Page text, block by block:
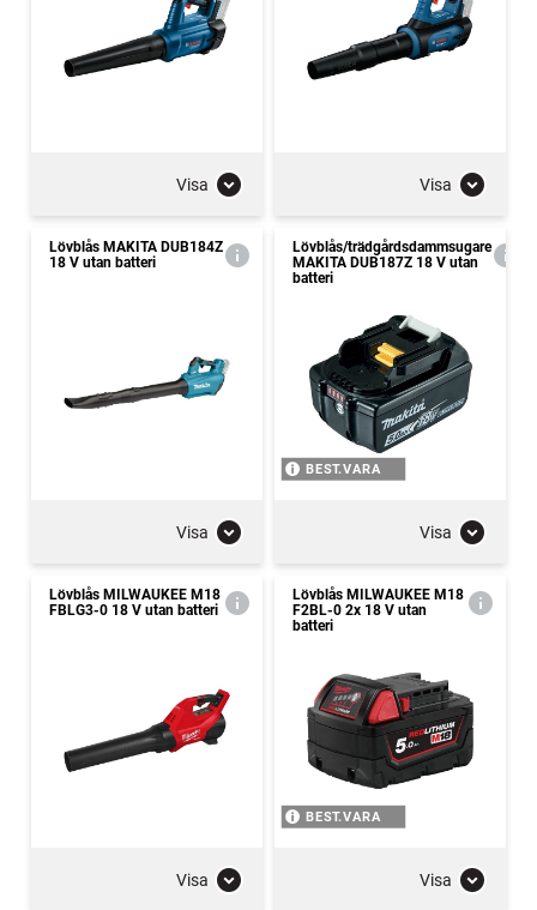
Visa Visa
Lövblås MAKITA DUB184Z
18 V utan batteri
Visa
Lövblås/trädgårdsdammsugare
MAKITA DUB187Z 18 V utan
batteri
BEST.VARA
Visa
Lövblås MILWAUKEE M18
FBLG3-0 18 V utan batteri
Visa
Lövblås MILWAUKEE M18
F2BL-0 2x 18 V utan
batteri
BEST.VARA
Visa